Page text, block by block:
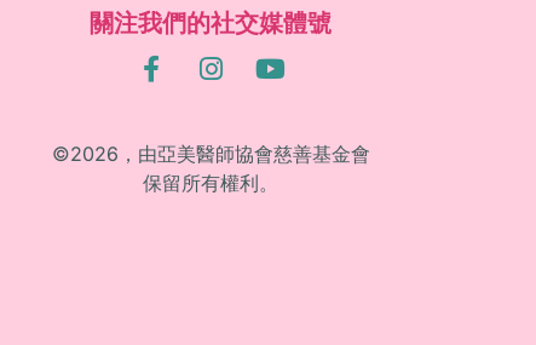
關注我們的社交媒體號
©2026，由亞美醫師協會慈善基金會
保留所有權利。